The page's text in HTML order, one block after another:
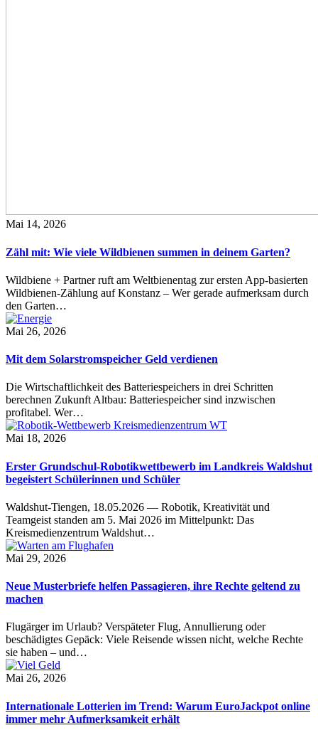
Mai 14, 2026
Zähl mit: Wie viele Wildbienen summen in deinem Garten?
Wildbiene + Partner ruft am Weltbienentag zur ersten App-basierten
Wildbienen-Zählung auf Konstanz – Wer gerade aufmerksam durch
den Garten…
Mai 26, 2026
Mit dem Solarstromspeicher Geld verdienen
Die Wirtschaftlichkeit des Batteriespeichers in drei Schritten
berechnen Zukunft Altbau: Batteriespeicher sind inzwischen
profitabel. Wer…
Mai 18, 2026
Erster Grundschul-Robotikwettbewerb im Landkreis Waldshut
begeistert Schülerinnen und Schüler
Waldshut-Tiengen, 18.05.2026 — Robotik, Kreativität und
Teamgeist standen am 5. Mai 2026 im Mittelpunkt: Das
Kreismedienzentrum Waldshut…
Mai 29, 2026
Neue Musterbriefe helfen Passagieren, ihre Rechte geltend zu
machen
Flugärger im Urlaub? Verspäteter Flug, Annullierung oder
beschädigtes Gepäck: Viele Reisende wissen nicht, welche Rechte
sie haben – und…
Mai 26, 2026
Internationale Lotterien im Trend: Warum EuroJackpot online
immer mehr Aufmerksamkeit erhält